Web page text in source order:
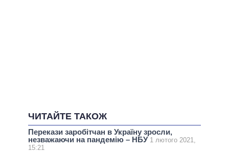
ЧИТАЙТЕ ТАКОЖ
Перекази заробітчан в Україну зросли,
незважаючи на пандемію – НБУ 1 лютого 2021,
15:21